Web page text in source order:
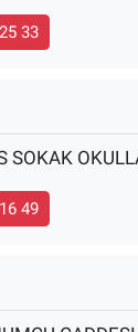
33
SOKAK
49